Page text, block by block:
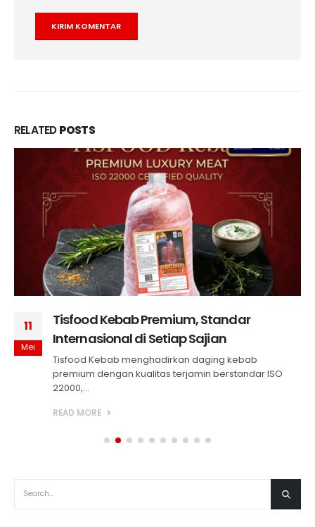
RELATEDPOSTS
11
Mei
Tisfood Kebab Premium, Standar
Internasional di Setiap Sajian
Tisfood Kebab menghadirkan daging kebab
premium dengan kualitas terjamin berstandar ISO
22000,...
READ MORE